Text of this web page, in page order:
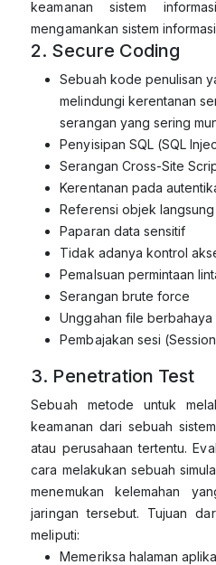
keamanan sistem
mengamankan sistem informasi
2. Secure Coding
Sebuah kode penulisan
melindungi kerentanan
serangan yang sering
Penyisipan SQL (SQL
Serangan Cross-Site
Kerentanan pada
Referensi objek
Paparan data sensitif
Tidak adanya kontrol
Pemalsuan permintaan
Serangan brute force
Unggahan file berbahaya
Pembajakan sesi
3. Penetration Test
Sebuah metode untuk
keamanan dari sebuah
atau perusahaan tertentu.
cara melakukan sebuah
menemukan kelemahan
jaringan tersebut. Tujuan
meliputi:
Memeriksa halaman